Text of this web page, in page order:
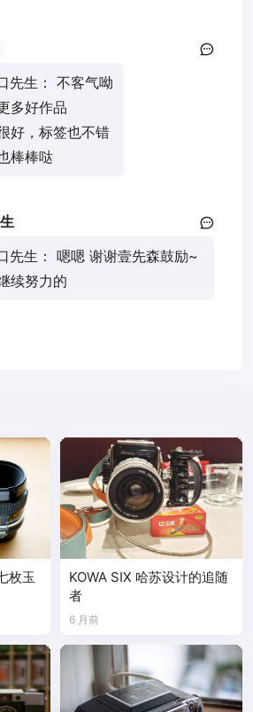
先生： 不客气呦
多好作品
好，标签也不错
棒棒哒
先生： 嗯嗯 谢谢壹先森鼓励~
续努力的
枚玉
KOWA SIX 哈苏设计的追随
者
6 月前